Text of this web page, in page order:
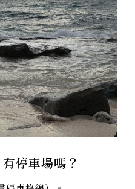
停車場嗎？